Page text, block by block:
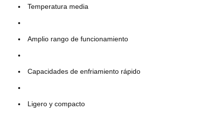
Temperatura media
Amplio rango de funcionamiento
Capacidades de enfriamiento rápido
Ligero y compacto